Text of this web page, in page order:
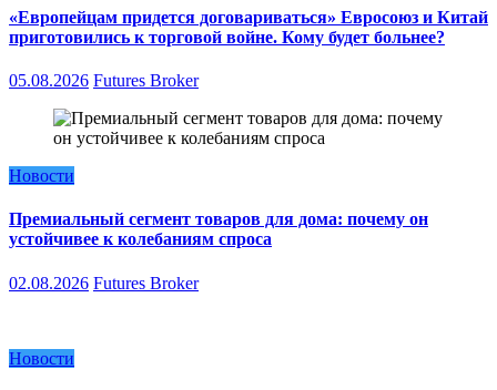
«Европейцам придется договариваться» Евросоюз и Китай
приготовились к торговой войне. Кому будет больнее?
05.08.2026 Futures Broker
Новости
Премиальный сегмент товаров для дома: почему он
устойчивее к колебаниям спроса
02.08.2026 Futures Broker
Новости